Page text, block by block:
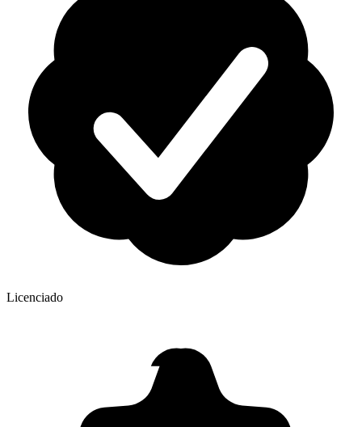
Licenciado